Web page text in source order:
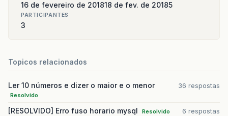
16 de fevereiro de 201818 de fev. de 20185
PARTICIPANTES
3
Topicos relacionados
Ler 10 números e dizer o maior e o menor
Resolvido
36 respostas
[RESOLVIDO] Erro fuso horario mysql Resolvido 6 respostas